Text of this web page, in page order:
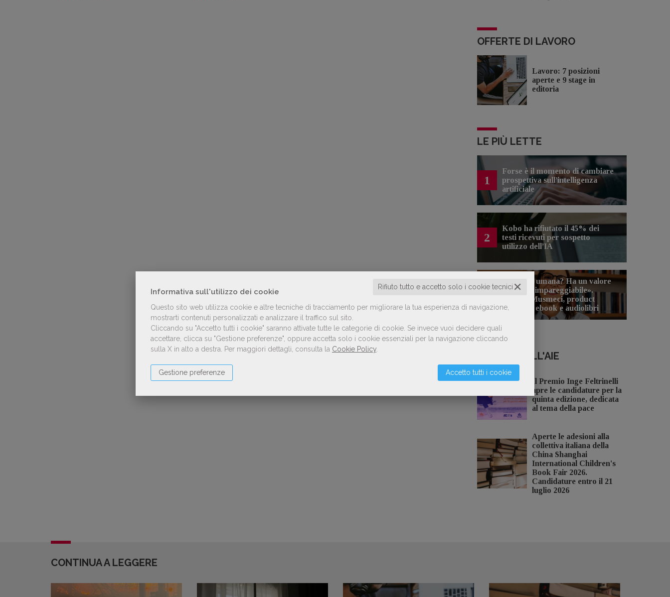
Informativa sull'utilizzo dei cookie ✕
Rifiuto tutto e accetto solo i cookie tecnici
Questo sito web utilizza cookie e altre tecniche di tracciamento per migliorare la tua esperienza di navigazione,
mostrarti contenuti personalizzati e analizzare il traffico sul sito.
Cliccando su "Accetto tutti i cookie" saranno attivate tutte le categorie di cookie. Se invece vuoi decidere quali
accettare, clicca su "Gestione preferenze", oppure accetta solo i cookie essenziali per la navigazione cliccando
sulla X in alto a destra. Per maggiori dettagli, consulta la Cookie Policy
Accetto tutti i cookie
Gestione preferenze
OFFERTE DI LAVORO
Lavoro: 7 posizioni
aperte e 9 stage in
editoria
LE PIÙ LETTE
1
Forse è il momento di cambiare
prospettiva sull’intelligenza
artificiale
2
Kobo ha rifiutato il 45% dei
testi ricevuti per sospetto
utilizzo dell’IA
«La voce umana? Ha un valore
aggiunto impareggiabile».
Simona Musmeci, product
manager ebook e audiolibri
NOTIZIE DALL'AIE
Il Premio Inge Feltrinelli
apre le candidature per la
quinta edizione, dedicata
al tema della pace
Aperte le adesioni alla
collettiva italiana della
China Shanghai
International Children's
Book Fair 2026.
Candidature entro il 21
luglio 2026
CONTINUA A LEGGERE